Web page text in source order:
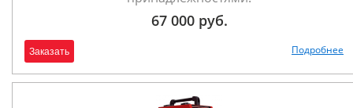
67 000 руб.
Заказать Подробнее